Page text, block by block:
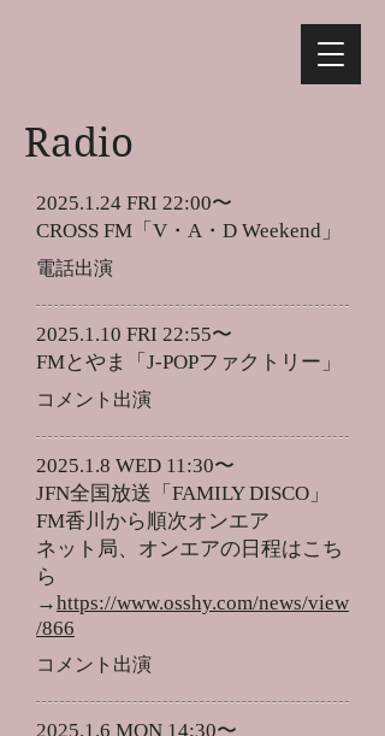
Radio
2025.1.24 FRI 22:00〜
CROSS FM「V・A・D Weekend」
​電話出演
2025.1.10 FRI 22:55〜
FMとやま「J-POPファクトリー」
​コメント出演
2025.1.8 WED 11:30〜
JFN全国放送「FAMILY DISCO」
FM香川から順次オンエア
​ネット局、オンエアの日程はこち
ら
→https://www.osshy.com/news/view
/866
​コメント出演
2025.1.6 MON 14:30〜